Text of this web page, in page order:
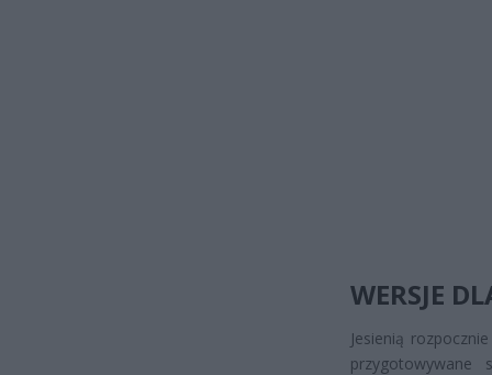
WERSJE
Jesienią